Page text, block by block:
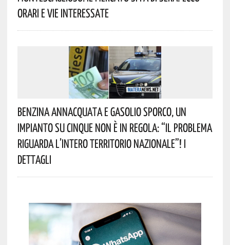
Orari E Vie Interessate
Benzina Annacquata E Gasolio Sporco, Un
Impianto Su Cinque Non È In Regola: “il Problema
Riguarda L’intero Territorio Nazionale”! I
Dettagli